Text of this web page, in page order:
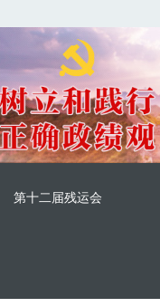
第十二届残运会